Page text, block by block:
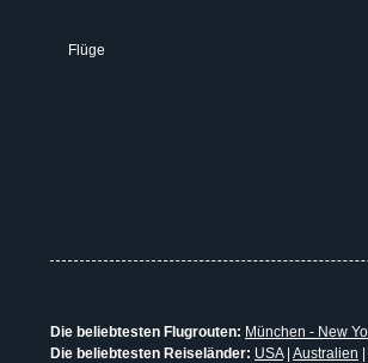
Flüge
Die beliebtesten Flugrouten: München - New
Die beliebtesten Reiseländer: USA| Australien